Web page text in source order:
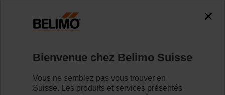
ZBAT95Bienvenue chez Belimo Suisse
Vous ne semblez pas vous trouver en
Suisse. Les produits et services présentés